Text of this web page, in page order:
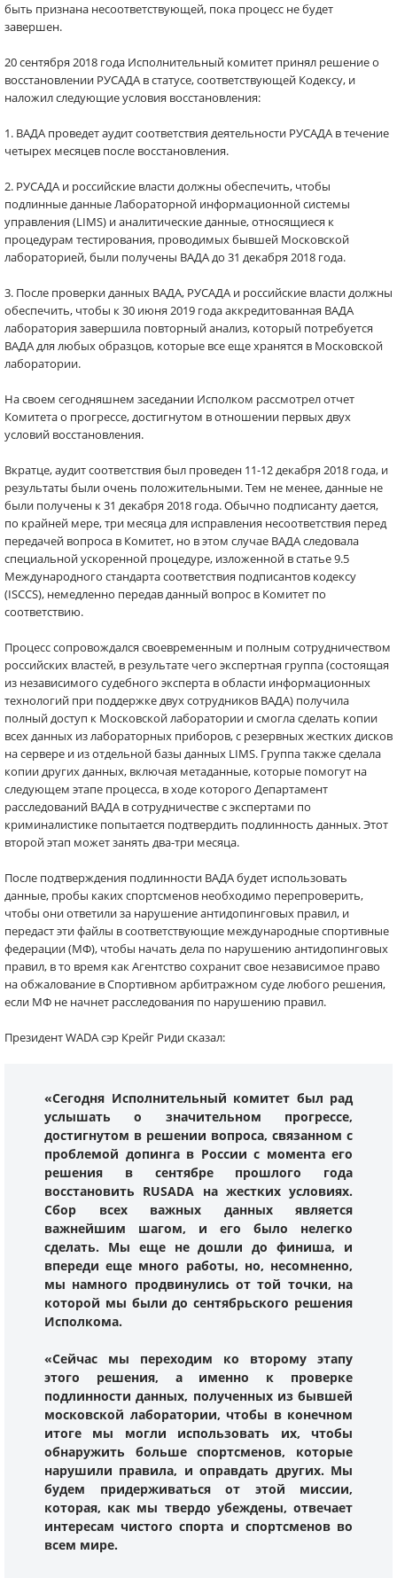
быть признана несоответствующей, пока процесс не будет
завершен.
20 сентября 2018 года Исполнительный комитет принял решение о
восстановлении РУСАДА в статусе, соответствующей Кодексу, и
наложил следующие условия восстановления:
1. ВАДА проведет аудит соответствия деятельности РУСАДА в течение
четырех месяцев после восстановления.
2. РУСАДА и российские власти должны обеспечить, чтобы
подлинные данные Лабораторной информационной системы
управления (LIMS) и аналитические данные, относящиеся к
процедурам тестирования, проводимых бывшей Московской
лабораторией, были получены ВАДА до 31 декабря 2018 года.
3. После проверки данных ВАДА, РУСАДА и российские власти должны
обеспечить, чтобы к 30 июня 2019 года аккредитованная ВАДА
лаборатория завершила повторный анализ, который потребуется
ВАДА для любых образцов, которые все еще хранятся в Московской
лаборатории.
На своем сегодняшнем заседании Исполком рассмотрел отчет
Комитета о прогрессе, достигнутом в отношении первых двух
условий восстановления.
Вкратце, аудит соответствия был проведен 11-12 декабря 2018 года, и
результаты были очень положительными. Тем не менее, данные не
были получены к 31 декабря 2018 года. Обычно подписанту дается,
по крайней мере, три месяца для исправления несоответствия перед
передачей вопроса в Комитет, но в этом случае ВАДА следовала
специальной ускоренной процедуре, изложенной в статье 9.5
Международного стандарта соответствия подписантов кодексу
(ISCCS), немедленно передав данный вопрос в Комитет по
соответствию.
Процесс сопровождался своевременным и полным сотрудничеством
российских властей, в результате чего экспертная группа (состоящая
из независимого судебного эксперта в области информационных
технологий при поддержке двух сотрудников ВАДА) получила
полный доступ к Московской лаборатории и смогла сделать копии
всех данных из лабораторных приборов, с резервных жестких дисков
на сервере и из отдельной базы данных LIMS. Группа также сделала
копии других данных, включая метаданные, которые помогут на
следующем этапе процесса, в ходе которого Департамент
расследований ВАДА в сотрудничестве с экспертами по
криминалистике попытается подтвердить подлинность данных. Этот
второй этап может занять два-три месяца.
После подтверждения подлинности ВАДА будет использовать
данные, пробы каких спортсменов необходимо перепроверить,
чтобы они ответили за нарушение антидопинговых правил, и
передаст эти файлы в соответствующие международные спортивные
федерации (МФ), чтобы начать дела по нарушению антидопинговых
правил, в то время как Агентство сохранит свое независимое право
на обжалование в Спортивном арбитражном суде любого решения,
если МФ не начнет расследования по нарушению правил.
Президент WADA сэр Крейг Риди сказал:
«Сегодня Исполнительный комитет был рад
услышать о значительном прогрессе,
достигнутом в решении вопроса, связанном с
проблемой допинга в России с момента его
решения в сентябре прошлого года
восстановить RUSADA на жестких условиях.
Сбор всех важных данных является
важнейшим шагом, и его было нелегко
сделать. Мы еще не дошли до финиша, и
впереди еще много работы, но, несомненно,
мы намного продвинулись от той точки, на
которой мы были до сентябрьского решения
Исполкома.
«Сейчас мы переходим ко второму этапу
этого решения, а именно к проверке
подлинности данных, полученных из бывшей
московской лаборатории, чтобы в конечном
итоге мы могли использовать их, чтобы
обнаружить больше спортсменов, которые
нарушили правила, и оправдать других. Мы
будем придерживаться от этой миссии,
которая, как мы твердо убеждены, отвечает
интересам чистого спорта и спортсменов во
всем мире.